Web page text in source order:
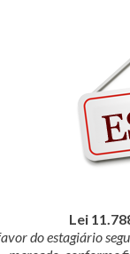
Lei
do estagiário